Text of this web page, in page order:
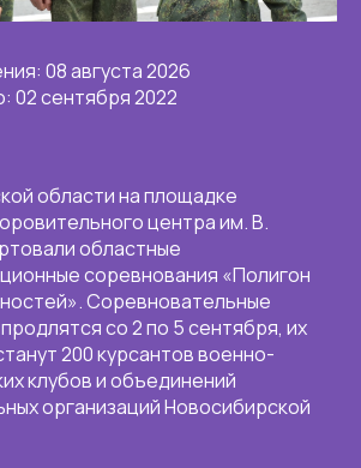
08 августа 2026
02 сентября 2022
области на площадке
центра им. В.
областные
соревнования «Полигон
Соревновательные
со 2 по 5 сентября, их
200 курсантов военно-
клубов и объединений
организаций Новосибирской